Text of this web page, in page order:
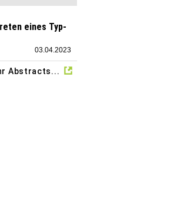
eines Typ-
03.04.2023
Abstracts...